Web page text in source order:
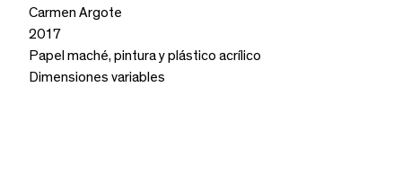
Carmen Argote
2017
Papel maché, pintura y plástico acrílico
Dimensiones variables